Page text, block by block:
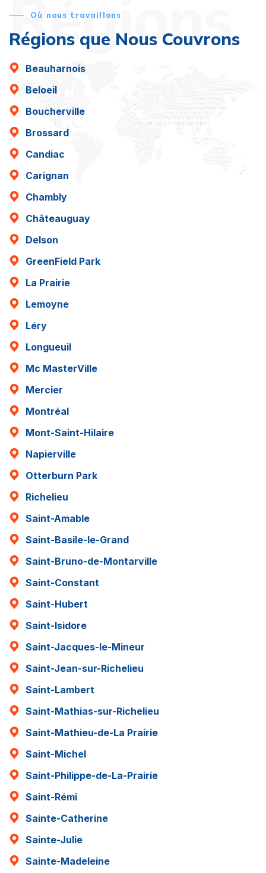
Régions
Où nous travaillons
Régions que Nous Couvrons
Beauharnois
Beloeil
Boucherville
Brossard
Candiac
Carignan
Chambly
Châteauguay
Delson
GreenField Park
La Prairie
Lemoyne
Léry
Longueuil
Mc MasterVille
Mercier
Montréal
Mont-Saint-Hilaire
Napierville
Otterburn Park
Richelieu
Saint-Amable
Saint-Basile-le-Grand
Saint-Bruno-de-Montarville
Saint-Constant
Saint-Hubert
Saint-Isidore
Saint-Jacques-le-Mineur
Saint-Jean-sur-Richelieu
Saint-Lambert
Saint-Mathias-sur-Richelieu
Saint-Mathieu-de-La Prairie
Saint-Michel
Saint-Philippe-de-La-Prairie
Saint-Rémi
Sainte-Catherine
Sainte-Julie
Sainte-Madeleine